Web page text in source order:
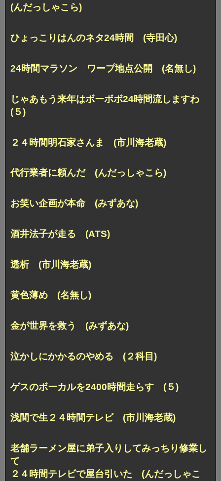
(んだっしゃこら)
ひょっこりはんのネタ24時間 (寺田心)
24時間マラソン ワープ地点公開 (名無し)
じゃあもう来年はボーボボ24時間流しますわ
(５)
２４時間明石家さんま (市川海老蔵)
代行業者に頼んだ (んだっしゃこら)
お笑い企画が本命 (みずあな)
酒井法子が走る (ATS)
透析 (市川海老蔵)
黄色薄め (名無し)
金が世界を救う (みずあな)
泣かしにかかるのやめる (２科目)
ゲスのボーカルを2400時間走らす (５)
浅間で生２４時間テレビ (市川海老蔵)
老舗ラーメン屋に弟子入りしてみっちり修業し
て
２４時間テレビで屋台引いた (んだっしゃこ